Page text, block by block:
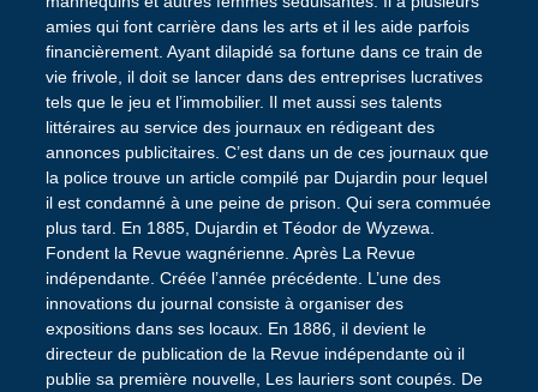
amies qui font carrière dans les arts et il les aide parfois
financièrement. Ayant dilapidé sa fortune dans ce train de
vie frivole, il doit se lancer dans des entreprises lucratives
tels que le jeu et l’immobilier. Il met aussi ses talents
littéraires au service des journaux en rédigeant des
annonces publicitaires. C’est dans un de ces journaux que
la police trouve un article compilé par Dujardin pour lequel
il est condamné à une peine de prison. Qui sera commuée
plus tard. En 1885, Dujardin et Téodor de Wyzewa.
Fondent la Revue wagnérienne. Après La Revue
indépendante. Créée l’année précédente. L’une des
innovations du journal consiste à organiser des
expositions dans ses locaux. En 1886, il devient le
directeur de publication de la Revue indépendante où il
publie sa première nouvelle, Les lauriers sont coupés. De